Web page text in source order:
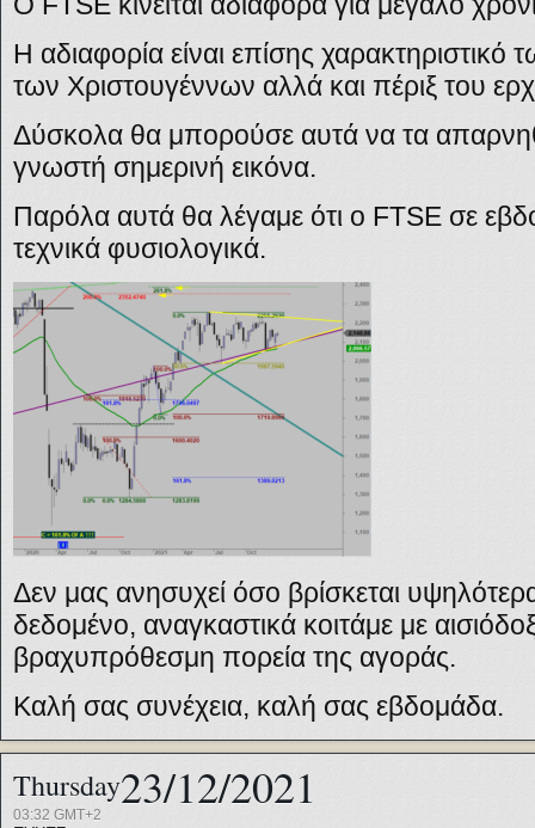
Η αδιαφορία είναι επίσης
των Χριστουγέννων αλλά και πέριξ του
Δύσκολα θα μπορούσε αυτά να τα
γνωστή σημερινή εικόνα.
Παρόλα αυτά θα λέγαμε ότι ο FTSE σε
τεχνικά φυσιολογικά.
Δεν μας ανησυχεί όσο βρίσκεται
δεδομένο, αναγκαστικά κοιτάμε με
βραχυπρόθεσμη πορεία της αγοράς.
Καλή σας συνέχεια, καλή σας εβδομάδα.
Thursday23/12/2021
03:32 GMT+2